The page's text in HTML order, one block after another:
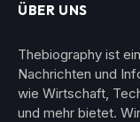
ÜBER UNS
Thebiography ist
Nachrichten und
wie Wirtschaft,
und mehr bietet.